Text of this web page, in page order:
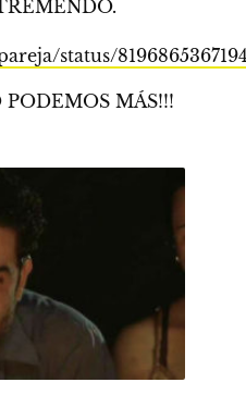
.
status/
PODEMOS MÁS!!!